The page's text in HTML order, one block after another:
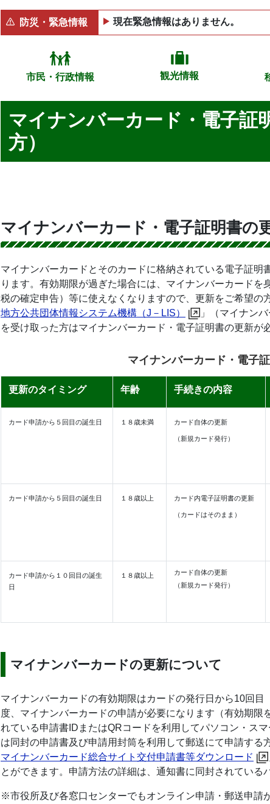
防災・緊急情報 現在緊急情報はありません。
市民・行政情報 観光情報
マイナンバーカード・電子証
方）
マイナンバーカード・電子証明書の
マイナンバーカードとそのカードに格納されている電子証
ります。有効期限が過ぎた場合には、マイナンバーカード
税の確定申告）等に使えなくなりますので、更新をご希望の
地方公共団体情報システム機構（J－LIS）
」（マイナン
を受け取った方はマイナンバーカード・電子証明書の更新が
マイナンバーカード・電子
更新のタイミング 年齢 手続きの内容
カード申請から５回目の誕生日 １８歳未満 カード自体の更新
（新規カード発行）
カード申請から５回目の誕生日 １８歳以上 カード内電子証明書の更新
（カードはそのまま）
カード申請から１０回目の誕生
日
１８歳以上
カード自体の更新
（新規カード発行）
マイナンバーカードの更新について
マイナンバーカードの有効期限はカードの発行日から10回
度、マイナンバーカードの申請が必要になります（有効期
れている申請書IDまたはQRコードを利用してパソコン・ス
は同封の申請書及び申請用封筒を利用して郵送にて申請する
マイナンバーカード総合サイト交付申請書等ダウンロード
とができます。申請方法の詳細は、通知書に同封されている
※市役所及び各窓口センターでもオンライン申請・郵送申請